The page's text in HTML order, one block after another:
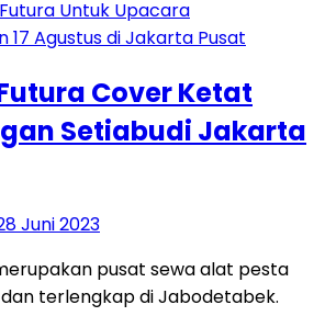
Cover Ketat
Setiabudi Jakarta
Juni 2023
pusat sewa alat pesta
terlengkap di Jabodetabek.